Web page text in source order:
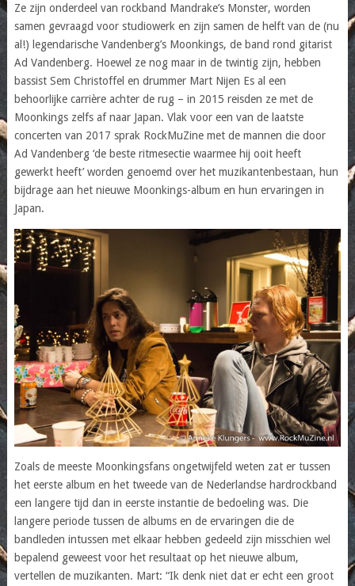
Ze zijn onderdeel van rockband Mandrake’s Monster, worden
samen gevraagd voor studiowerk en zijn samen de helft van de (nu
al!) legendarische Vandenberg’s Moonkings, de band rond gitarist
Ad Vandenberg. Hoewel ze nog maar in de twintig zijn, hebben
bassist Sem Christoffel en drummer Mart Nijen Es al een
behoorlijke carrière achter de rug – in 2015 reisden ze met de
Moonkings zelfs af naar Japan. Vlak voor een van de laatste
concerten van 2017 sprak RockMuZine met de mannen die door
Ad Vandenberg ‘de beste ritmesectie waarmee hij ooit heeft
gewerkt heeft’ worden genoemd over het muzikantenbestaan, hun
bijdrage aan het nieuwe Moonkings-album en hun ervaringen in
Japan.
Zoals de meeste Moonkingsfans ongetwijfeld weten zat er tussen
het eerste album en het tweede van de Nederlandse hardrockband
een langere tijd dan in eerste instantie de bedoeling was. Die
langere periode tussen de albums en de ervaringen die de
bandleden intussen met elkaar hebben gedeeld zijn misschien wel
bepalend geweest voor het resultaat op het nieuwe album,
vertellen de muzikanten. Mart: “Ik denk niet dat er echt een groot